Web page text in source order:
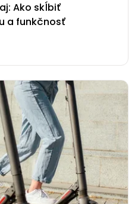
Ako skĺbiť
a funkčnosť